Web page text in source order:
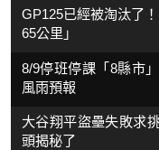
GP125已經被淘汰了
65公里」
8/9停班停課「8縣市
風雨預報
大谷翔平盜壘失敗求
頭揭秘了